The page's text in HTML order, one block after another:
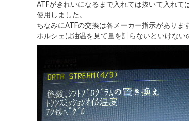
ATFがきれいになるまで入れては抜いて入れ
使用しました。
ちなみにATFの交換は各メーカー指示があり
ポルシェは油温を見て量を計らないといけない